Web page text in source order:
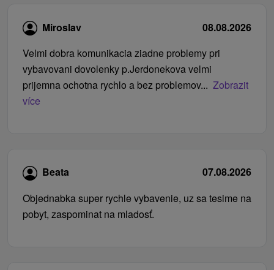
Miroslav
08.08.2026
Velmi dobra komunikacia ziadne problemy pri
vybavovani dovolenky p.Jerdonekova velmi
prijemna ochotna rychlo a bez problemov... Zobrazit
více
Beata
07.08.2026
Objednabka super rychle vybavenie, uz sa tesime na
pobyt, zaspominat na mladosť.